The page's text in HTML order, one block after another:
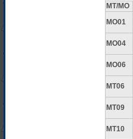
MT/MO
MO01
MO04
MO06
MT06
MT09
MT10